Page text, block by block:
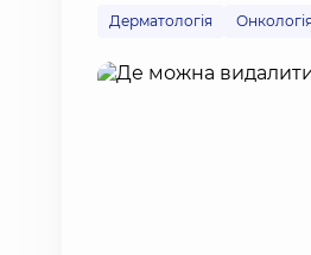
Дерматологія Онкологія